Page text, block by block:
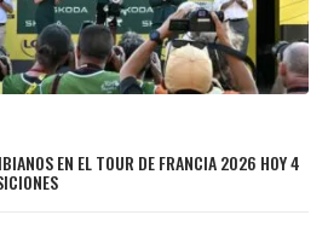
EN EL TOUR DE FRANCIA 2026 HOY 4